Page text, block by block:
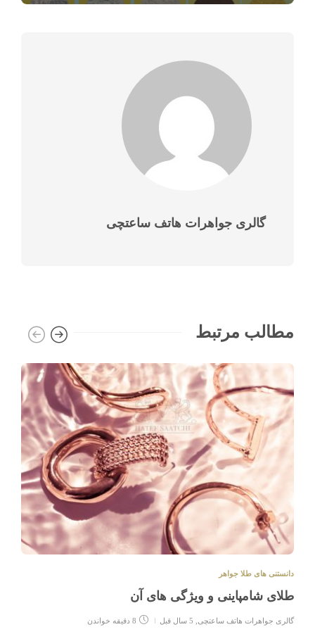
گالری جواهرات هاتف ساعتچی
مطالب مرتبط
دانستنی های طلا جواهر
طلای شامپاینی و ویژگی های آن
گالری جواهرات هاتف ساعتچی 5 سال قبل 8 دقیقه خواندن